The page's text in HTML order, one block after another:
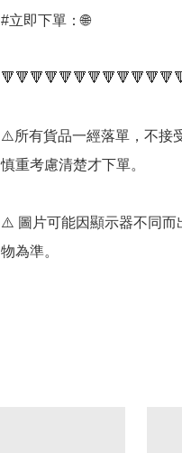
#立即下單：🌐
⚠️所有貨品一經落單，不接
慎重考慮清楚才下單。
⚠️ 圖片可能因顯示器不同而
物為準。